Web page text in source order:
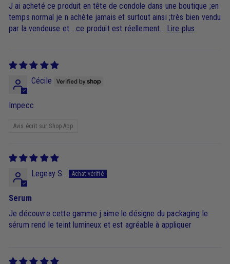
J ai acheté ce produit en tête de condole dans une boutique ;en
temps normal je n achète jamais et surtout ainsi ;très bien vendu
par la vendeuse et …ce produit est réellement... Lire plus
Cécile
Impecc
Avis écrit sur Shop App
Legeay S.
Serum
Je découvre cette gamme j aime le désigne du packaging le
sérum rend le teint lumineux et est agréable à appliquer